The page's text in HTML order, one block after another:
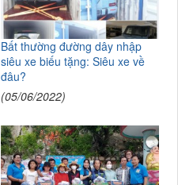
Bất thường đường dây nhập
siêu xe biếu tặng: Siêu xe về
đâu?
(05/06/2022)